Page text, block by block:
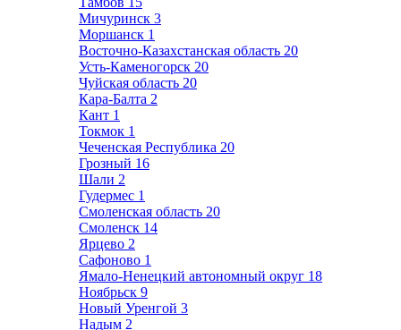
Мичуринск 3
Моршанск 1
Восточно-Казахстанская область 20
Усть-Каменогорск 20
Чуйская область 20
Кара-Балта 2
Кант 1
Токмок 1
Чеченская Республика 20
Грозный 16
Шали 2
Гудермес 1
Смоленская область 20
Смоленск 14
Ярцево 2
Сафоново 1
Ямало-Ненецкий автономный округ 18
Ноябрьск 9
Новый Уренгой 3
Надым 2